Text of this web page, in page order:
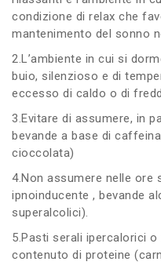
condizione di relax che
mantenimento del sonno
2.L’ambiente in cui si
buio, silenzioso e di
eccesso di caldo o di
3.Evitare di assumere, in
bevande a base di
cioccolata)
4.Non assumere nelle ore
ipnoinducente , bevande
superalcolici).
5.Pasti serali ipercalorici
contenuto di proteine